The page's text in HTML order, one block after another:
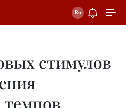
стимулов
темпов